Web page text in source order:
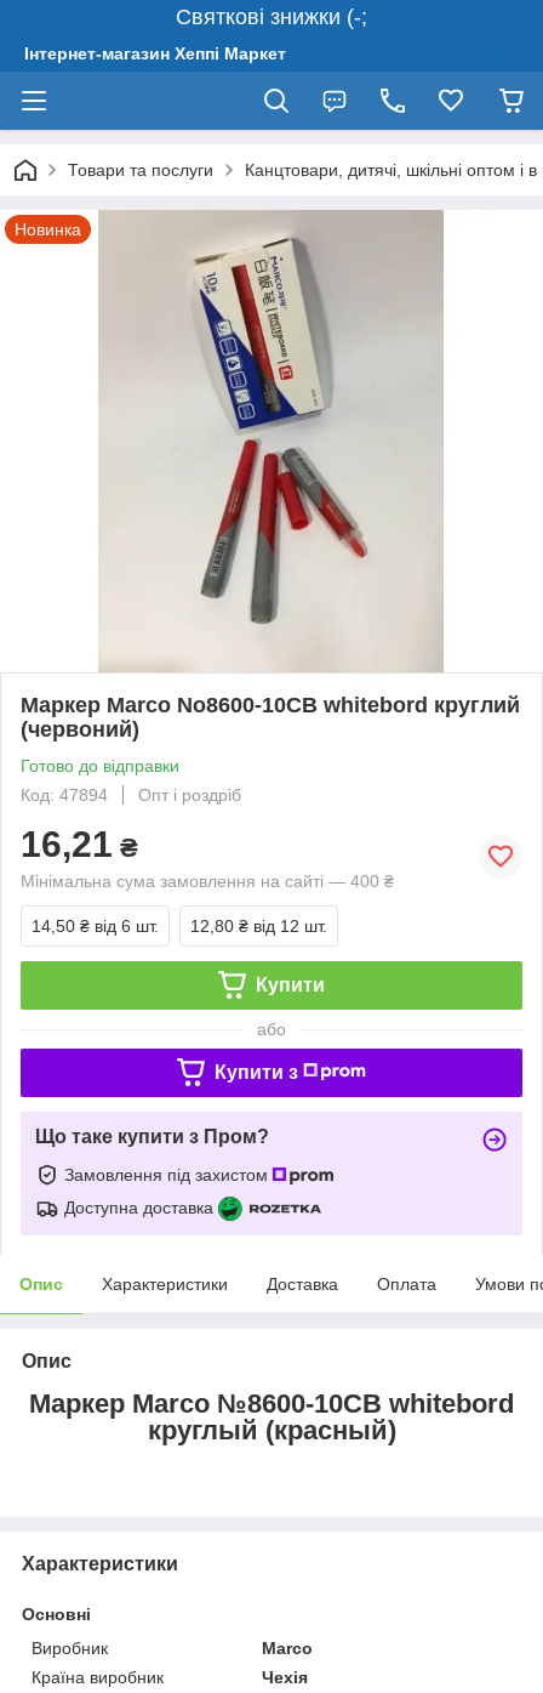
Святкові знижки (-;
Інтернет-магазин Хеппі Маркет
Товари та послуги Канцтовари, дитячі, шкільні оптом і в
Новинка
Маркер Marco No8600-10CB whitebord круглий
(червоний)
Готово до відправки
Код: 47894
Опт і роздріб
16,21 ₴
Мінімальна сума замовлення на сайті — 400 ₴
14,50 ₴ від 6 шт. 12,80 ₴ від 12 шт.
Купити
або
Купити з
Що таке купити з Пром?
Замовлення під захистом
Доступна доставка
Опис Характеристики Доставка Оплата Умови
Опис
Маркер Marco №8600-10CB whitebord
круглый (красный)
Характеристики
Основні
Виробник
Marco
Країна виробник
Чехія